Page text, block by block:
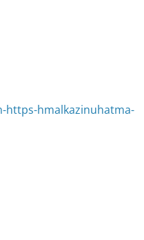
https-hmalkazinuhatma-